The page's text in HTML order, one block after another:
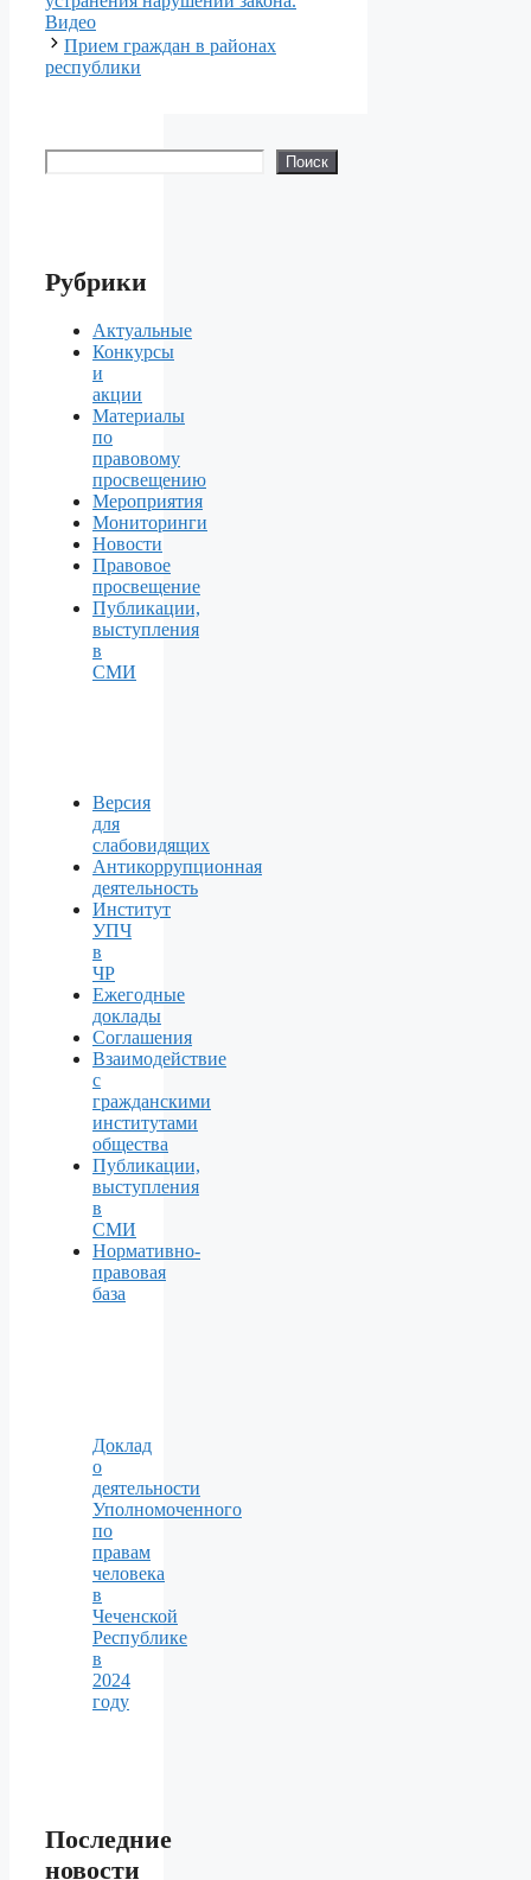
Видео
Прием граждан в районах
республики
Поиск Поиск
Рубрики
Актуальные
Конкурсы
и
акции
Материалы
по
правовому
просвещению
Мероприятия
Мониторинги
Новости
Правовое
просвещение
Публикации,
выступления
в
СМИ
Версия
для
слабовидящих
Антикоррупционная
деятельность
Институт
УПЧ
в
ЧР
Ежегодные
доклады
Соглашения
Взаимодействие
с
гражданскими
институтами
общества
Публикации,
выступления
в
СМИ
Нормативно-
правовая
база
Доклад
о
деятельности
Уполномоченного
по
правам
человека
в
Чеченской
Республике
в
2024
году
Последние
новости